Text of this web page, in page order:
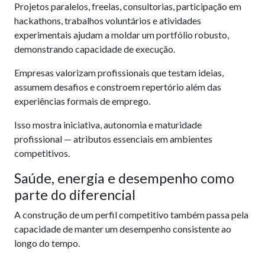
Projetos paralelos, freelas, consultorias, participação em
hackathons, trabalhos voluntários e atividades
experimentais ajudam a moldar um portfólio robusto,
demonstrando capacidade de execução.
Empresas valorizam profissionais que testam ideias,
assumem desafios e constroem repertório além das
experiências formais de emprego.
Isso mostra iniciativa, autonomia e maturidade
profissional — atributos essenciais em ambientes
competitivos.
Saúde, energia e desempenho como
parte do diferencial
A construção de um perfil competitivo também passa pela
capacidade de manter um desempenho consistente ao
longo do tempo.